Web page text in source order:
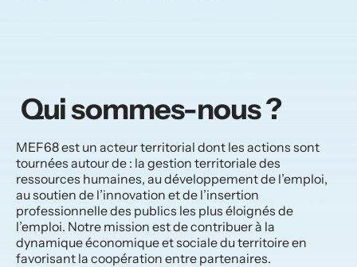
Qui sommes-nous ?
MEF68 est un acteur territorial dont les actions sont
tournées autour de : la gestion territoriale des
ressources humaines, au développement de l’emploi,
au soutien de l’innovation et de l’insertion
professionnelle des publics les plus éloignés de
l’emploi. Notre mission est de contribuer à la
dynamique économique et sociale du territoire en
favorisant la coopération entre partenaires.